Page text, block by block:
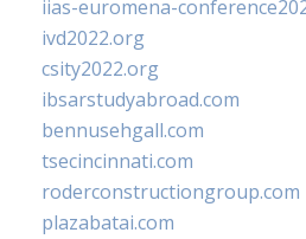
iias-euromena-
ivd2022.org
csity2022.org
ibsarstudyabroad.com
bennusehgall.com
tsecincinnati.com
roderconstructiongroup.com
plazabatai.com